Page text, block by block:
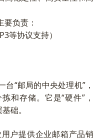
负责：
等协议支持）
“邮局的中央处理机”，
和存储。它是“硬件”，
础。
户提供企业邮箱产品销